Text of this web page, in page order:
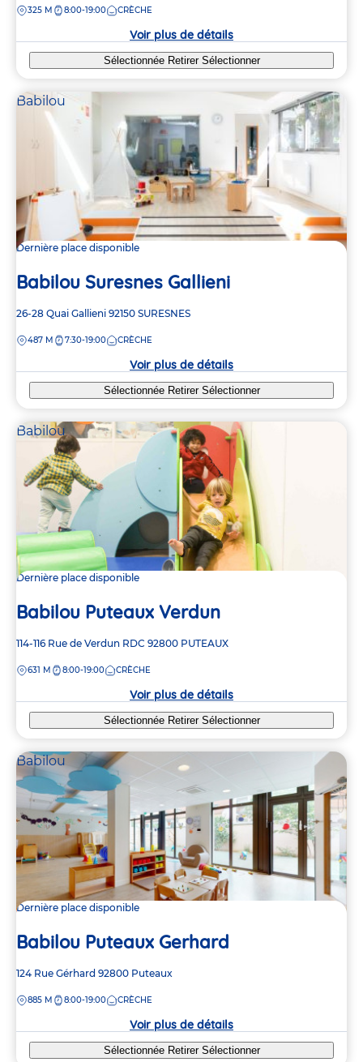
la
DISTANCE
325 M 8:00-19:00 CRÈCHE
Voir plus de détails
Sélectionnée Retirer Sélectionner
Babilou
Dernière place disponible
Babilou Suresnes Gallieni
Adresse
la
26-28 Quai Gallieni 92150 SURESNES
DISTANCE
487 M 7:30-19:00 CRÈCHE
Voir plus de détails
Sélectionnée Retirer Sélectionner
Babilou
Dernière place disponible
Babilou Puteaux Verdun
Adresse
la
114-116 Rue de Verdun RDC 92800 PUTEAUX
DISTANCE
631 M 8:00-19:00 CRÈCHE
Voir plus de détails
Sélectionnée Retirer Sélectionner
Babilou
Dernière place disponible
Babilou Puteaux Gerhard
Adresse
la
124 Rue Gérhard 92800 Puteaux
DISTANCE
885 M 8:00-19:00 CRÈCHE
Voir plus de détails
Sélectionnée Retirer Sélectionner